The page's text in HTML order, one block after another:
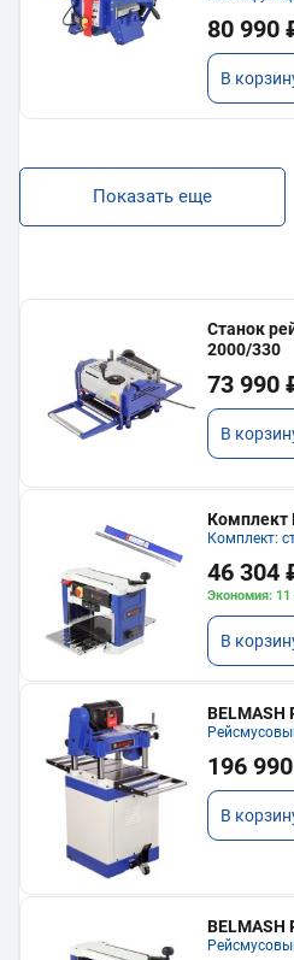
80 990
В
Показать еще
Станок
2000/330
73 990
В
Комплект
Комплект:
46 304
Экономия: 11
В
BELMASH
196
В
BELMASH